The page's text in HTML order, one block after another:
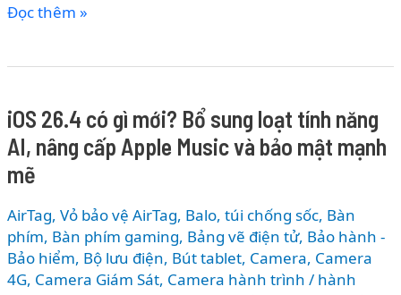
CÁC
2026
–
PHÂN
LOẠI
CHI
TIẾT
TỪ
GIÁ
Đọc thêm »
iOS 26.4 có gì mới? Bổ sung loạt tính năng
AI, nâng cấp Apple Music và bảo mật mạnh
mẽ
AirTag, Vỏ bảo vệ AirTag, Balo, túi chống sốc, Bàn
phím, Bàn phím gaming, Bảng vẽ điện tử, Bảo hành -
Bảo hiểm, Bộ lưu điện, Bút tablet, Camera, Camera
4G, Camera Giám Sát, Camera hành trình / hành